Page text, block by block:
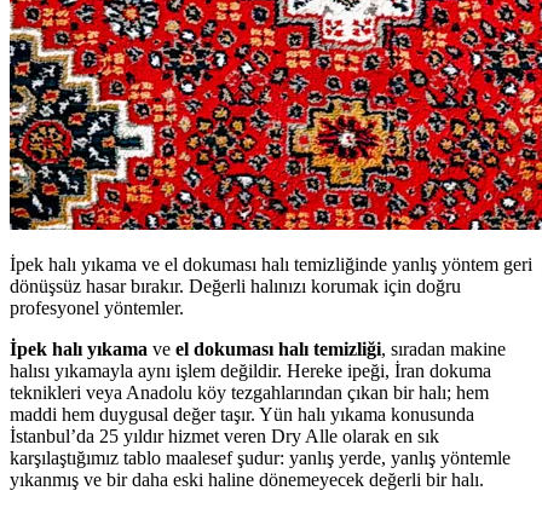
İpek halı yıkama ve el dokuması halı temizliğinde yanlış yöntem geri
dönüşsüz hasar bırakır. Değerli halınızı korumak için doğru
profesyonel yöntemler.
İpek halı yıkama ve el dokuması halı temizliği, sıradan makine
halısı yıkamayla aynı işlem değildir. Hereke ipeği, İran dokuma
teknikleri veya Anadolu köy tezgahlarından çıkan bir halı; hem
maddi hem duygusal değer taşır. Yün halı yıkama konusunda
İstanbul’da 25 yıldır hizmet veren Dry Alle olarak en sık
karşılaştığımız tablo maalesef şudur: yanlış yerde, yanlış yöntemle
yıkanmış ve bir daha eski haline dönemeyecek değerli bir halı.